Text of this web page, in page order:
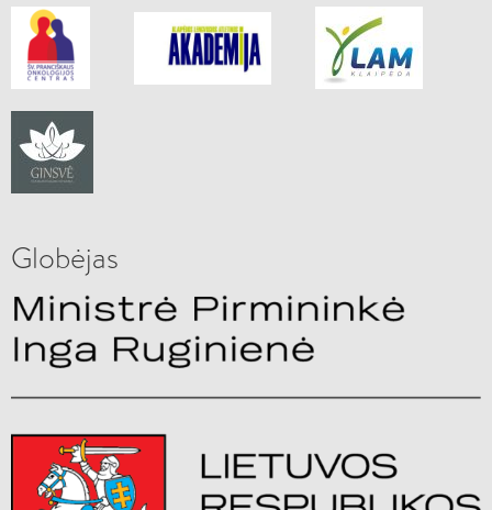
Globėjas